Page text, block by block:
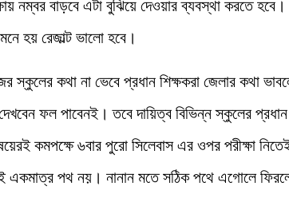
নম্বর বাড়বে এটা বুঝিয়ে দেওয়ার ব্যবস্থা করতে
হয় রেজাল্ট ভালো হবে।
স্কুলের কথা না ভেবে প্রধান শিক্ষকরা জেলার কথা
ফল পাবেনই। তবে দায়িত্ব বিভিন্ন স্কুলের
কমপক্ষে ৬বার পুরো সিলেবাস এর ওপর পরীক্ষা
একমাত্র পথ নয়। নানান মতে সঠিক পথে এগোলে